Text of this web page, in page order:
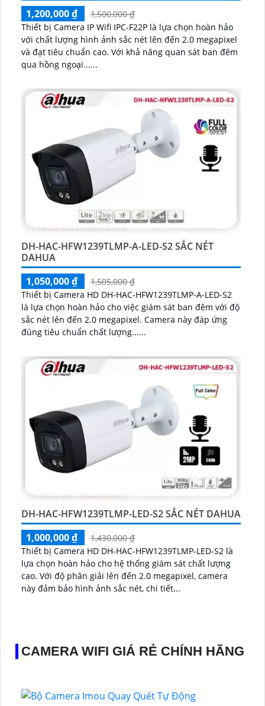
1,200,000 ₫
1,500,000 ₫
Thiết bị Camera IP Wifi IPC-F22P là lựa chọn hoàn hảo
với chất lượng hình ảnh sắc nét lên đến 2.0 megapixel
và đạt tiêu chuẩn cao. Với khả năng quan sát ban đêm
qua hồng ngoại......
DH-HAC-HFW1239TLMP-A-LED-S2 SẮC NÉT
DAHUA
1,050,000 ₫
1,505,000 ₫
Thiết bị Camera HD DH-HAC-HFW1239TLMP-A-LED-S2
là lựa chọn hoàn hảo cho việc giám sát ban đêm với độ
sắc nét lên đến 2.0 megapixel. Camera này đáp ứng
đúng tiêu chuẩn chất lượng......
DH-HAC-HFW1239TLMP-LED-S2 SẮC NÉT DAHUA
1,000,000 ₫
1,430,000 ₫
Thiết bị Camera HD DH-HAC-HFW1239TLMP-LED-S2 là
lựa chọn hoàn hảo cho hệ thống giám sát chất lượng
cao. Với độ phân giải lên đến 2.0 megapixel, camera
này đảm bảo hình ảnh sắc nét, chi tiết...
CAMERA WIFI GIÁ RẺ CHÍNH HÃNG